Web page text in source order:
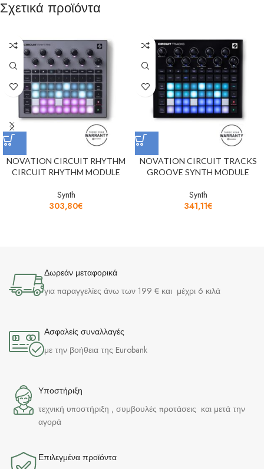
Σχετικά προϊόντα
NOVATION CIRCUIT RHYTHM
CIRCUIT RHYTHM MODULE
Synth
303,80€
NOVATION CIRCUIT TRACKS
GROOVE SYNTH MODULE
Synth
341,11€
Δωρεάν μεταφορικά
για παραγγελίες άνω των 199 € και μέχρι 6 κιλά
Ασφαλείς συναλλαγές
με την βοήθεια της Eurobank
Υποστήριξη
τεχνική υποστήριξη , συμβουλές προτάσεις και μετά την
αγορά
Επιλεγμένα προϊόντα​